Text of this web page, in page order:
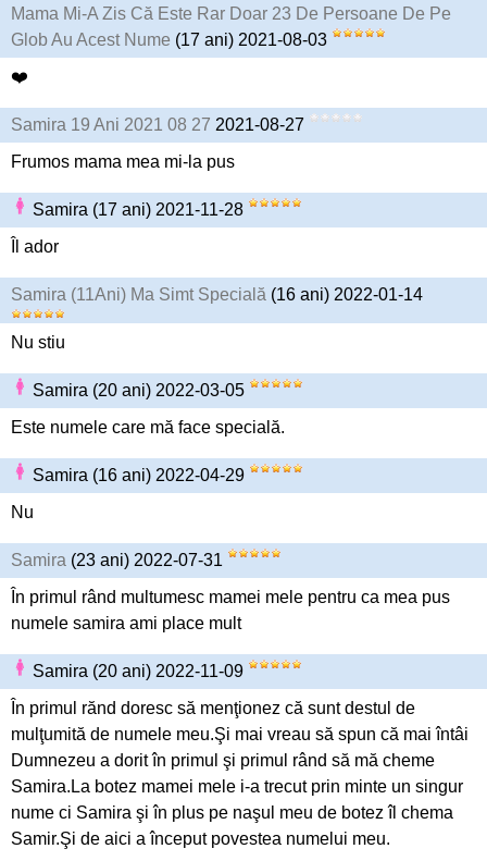
Mama Mi-A Zis Că Este Rar Doar 23 De Persoane De Pe
Glob Au Acest Nume (17 ani) 2021-08-03
❤️
Samira 19 Ani 2021 08 27 2021-08-27
Frumos mama mea mi-la pus
Samira (17 ani) 2021-11-28
Îl ador
Samira (11Ani) Ma Simt Specială (16 ani) 2022-01-14
Nu stiu
Samira (20 ani) 2022-03-05
Este numele care mă face specială.
Samira (16 ani) 2022-04-29
Nu
Samira (23 ani) 2022-07-31
În primul rând multumesc mamei mele pentru ca mea pus
numele samira ami place mult
Samira (20 ani) 2022-11-09
În primul rănd doresc să menţionez că sunt destul de
mulţumită de numele meu.Şi mai vreau să spun că mai întâi
Dumnezeu a dorit în primul şi primul rând să mă cheme
Samira.La botez mamei mele i-a trecut prin minte un singur
nume ci Samira şi în plus pe naşul meu de botez îl chema
Samir.Şi de aici a început povestea numelui meu.